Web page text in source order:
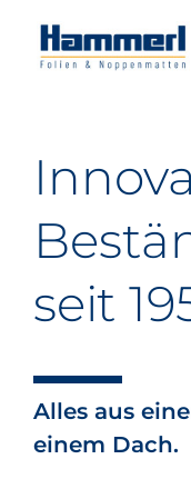
Inhalt
springen
QUALITÄT &
UNTERNEHMEN
DE
seit
Alles aus
einem Dach.